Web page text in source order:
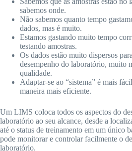
sabemos onde.
Não sabemos quanto tempo
dados, mas é muito.
Estamos gastando muito tempo
testando amostras.
Os dados estão muito dispersos
desempenho do laboratório, muito
qualidade.
Adaptar-se ao “sistema” é mais
maneira mais eficiente.
Um LIMS coloca todos os aspectos do
laboratório ao seu alcance, desde a
até o status de treinamento em um único
pode monitorar e controlar facilmente o
laboratório.